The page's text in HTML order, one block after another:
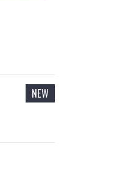
NEW